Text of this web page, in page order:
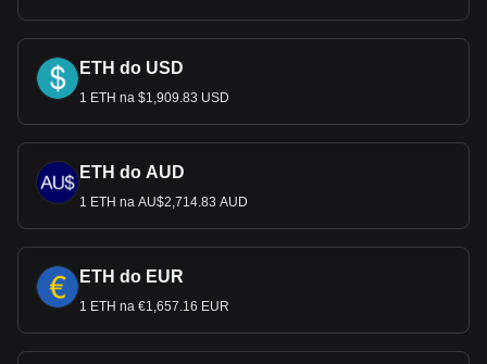
ETH do USD
1 ETH na $1,909.83 USD
ETH do AUD
1 ETH na AU$2,714.83 AUD
ETH do EUR
1 ETH na €1,657.16 EUR